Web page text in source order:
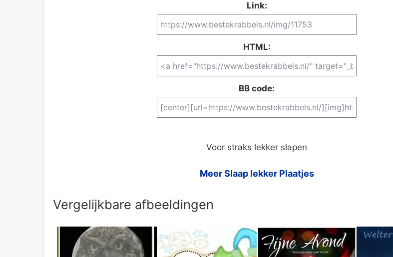
Link:
HTML:
BB code:
Voor straks lekker slapen
Meer Slaap lekker Plaatjes
Vergelijkbare afbeeldingen